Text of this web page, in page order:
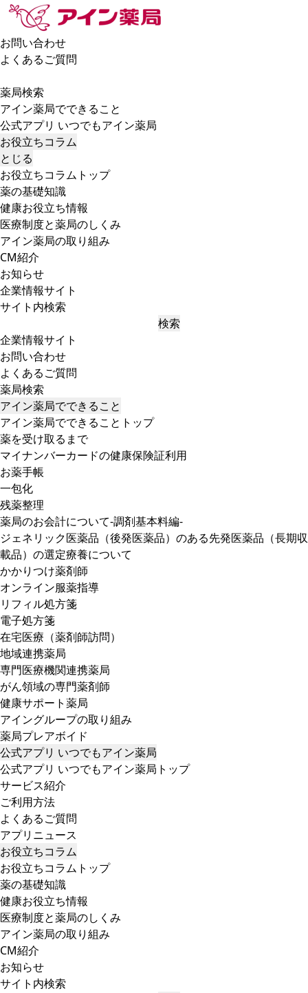
お問い合わせ
よくあるご質問
薬局検索
アイン薬局でできること
公式アプリ いつでもアイン薬局
お役立ちコラム
とじる
お役立ちコラムトップ
薬の基礎知識
健康お役立ち情報
医療制度と薬局のしくみ
アイン薬局の取り組み
CM紹介
お知らせ
企業情報サイト
サイト内検索
検索
企業情報サイト
お問い合わせ
よくあるご質問
薬局検索
アイン薬局でできること
アイン薬局でできることトップ
薬を受け取るまで
マイナンバーカードの健康保険証利用
お薬手帳
一包化
残薬整理
薬局のお会計について-調剤基本料編-
ジェネリック医薬品（後発医薬品）のある先発医薬品（長期収
載品）の選定療養について
かかりつけ薬剤師
オンライン服薬指導
リフィル処方箋
電子処方箋
在宅医療（薬剤師訪問）
地域連携薬局
専門医療機関連携薬局
がん領域の専門薬剤師
健康サポート薬局
アイングループの取り組み
薬局プレアボイド
公式アプリ いつでもアイン薬局
公式アプリ いつでもアイン薬局トップ
サービス紹介
ご利用方法
よくあるご質問
アプリニュース
お役立ちコラム
お役立ちコラムトップ
薬の基礎知識
健康お役立ち情報
医療制度と薬局のしくみ
アイン薬局の取り組み
CM紹介
お知らせ
サイト内検索